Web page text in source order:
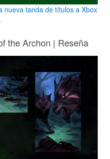
nueva tanda de títulos a Xbox
the Archon | Reseña